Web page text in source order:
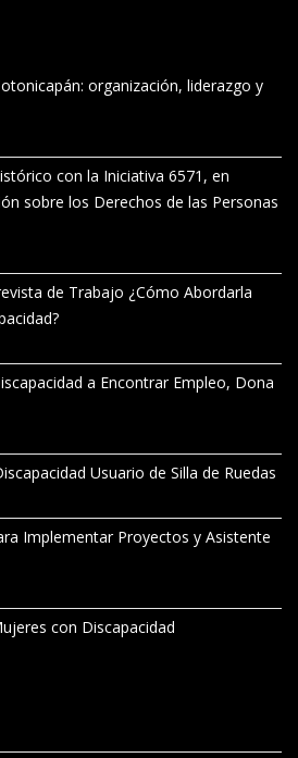
organización, liderazgo y
con la Iniciativa 6571, en
sobre los Derechos de las Personas
de Trabajo ¿Cómo Abordarla
a Encontrar Empleo, Dona
Usuario de Silla de Ruedas
Implementar Proyectos y Asistente
con Discapacidad